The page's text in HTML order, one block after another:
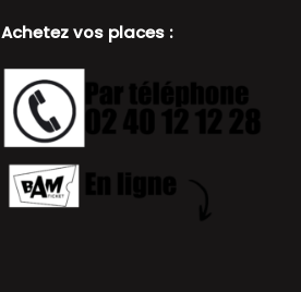
Achetez vos places :